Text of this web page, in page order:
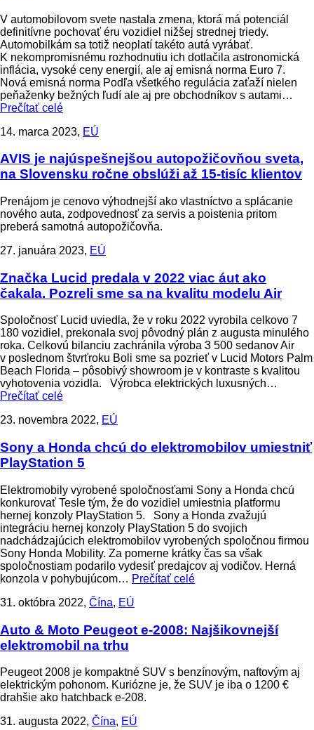
V automobilovom svete nastala zmena, ktorá má potenciál
definitívne pochovať éru vozidiel nižšej strednej triedy.
Automobilkám sa totiž neoplatí takéto autá vyrábať.
K nekompromisnému rozhodnutiu ich dotlačila astronomická
inflácia, vysoké ceny energií, ale aj emisná norma Euro 7.
Nová emisná norma Podľa všetkého regulácia zaťaží nielen
peňaženky bežných ľudí ale aj pre obchodníkov s autami…
Prečítať celé
14. marca 2023, EÚ
AVIS je najúspešnejšou autopožičovňou sveta,
na Slovensku ročne obslúži až 15-tisíc klientov
Prenájom je cenovo výhodnejší ako vlastníctvo a splácanie
nového auta, zodpovednosť za servis a poistenia pritom
preberá samotná autopožičovňa.
27. januára 2023, EÚ
Značka Lucid predala v 2022 viac áut ako
čakala. Pozreli sme sa na kvalitu modelu Air
Spoločnosť Lucid uviedla, že v roku 2022 vyrobila celkovo 7
180 vozidiel, prekonala svoj pôvodný plán z augusta minulého
roka. Celkovú bilanciu zachránila výroba 3 500 sedanov Air
v poslednom štvrťroku Boli sme sa pozrieť v Lucid Motors Palm
Beach Florida – pôsobivý showroom je v kontraste s kvalitou
vyhotovenia vozidla. Výrobca elektrických luxusných…
Prečítať celé
23. novembra 2022, EÚ
Sony a Honda chcú do elektromobilov umiestniť
PlayStation 5
Elektromobily vyrobené spoločnosťami Sony a Honda chcú
konkurovať Tesle tým, že do vozidiel umiestnia platformu
hernej konzoly PlayStation 5. Sony a Honda zvažujú
integráciu hernej konzoly PlayStation 5 do svojich
nadchádzajúcich elektromobilov vyrobených spoločnou firmou
Sony Honda Mobility. Za pomerne krátky čas sa však
spoločnostiam podarilo vydesiť predajcov aj vodičov. Herná
konzola v pohybujúcom… Prečítať celé
31. októbra 2022, Čína, EÚ
Auto & Moto Peugeot e-2008: Najšikovnejší
elektromobil na trhu
Peugeot 2008 je kompaktné SUV s benzínovým, naftovým aj
elektrickým pohonom. Kuriózne je, že SUV je iba o 1200 €
drahšie ako hatchback e-208.
31. augusta 2022, Čína, EÚ